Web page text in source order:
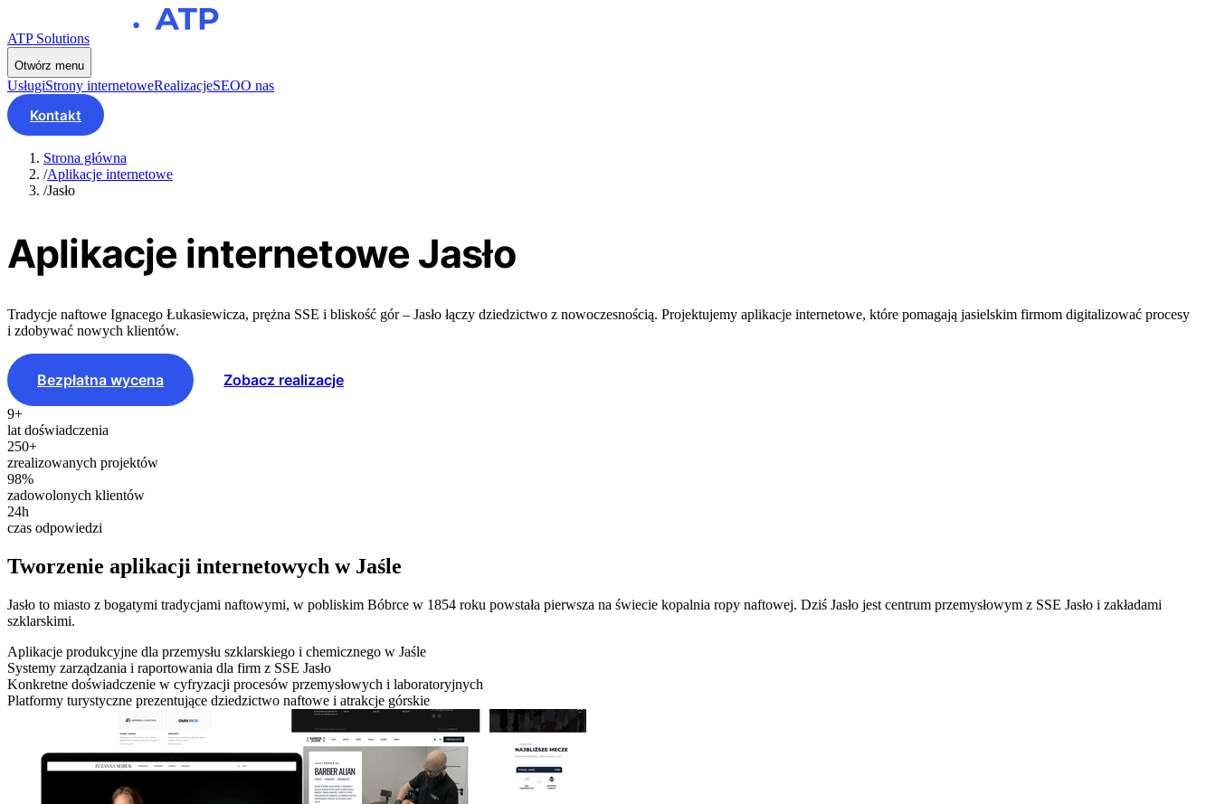
ATP Solutions
Otwórz menu
UsługiStrony internetoweRealizacjeSEOO nas
Kontakt
Strona główna
/Aplikacje internetowe
/Jasło
Aplikacje internetowe Jasło
Tradycje naftowe Ignacego Łukasiewicza, prężna SSE i bliskość gór – Jasło łączy dziedzictwo z nowoczesnością. Projektujemy aplikacje internetowe, które pomagają jasielskim firmom digitalizować procesy
i zdobywać nowych klientów.
Bezpłatna wycena Zobacz realizacje
9+
lat doświadczenia
250+
zrealizowanych projektów
98%
zadowolonych klientów
24h
czas odpowiedzi
Tworzenie aplikacji internetowych w Jaśle
Jasło to miasto z bogatymi tradycjami naftowymi, w pobliskim Bóbrce w 1854 roku powstała pierwsza na świecie kopalnia ropy naftowej. Dziś Jasło jest centrum przemysłowym z SSE Jasło i zakładami
szklarskimi.
Aplikacje produkcyjne dla przemysłu szklarskiego i chemicznego w Jaśle
Systemy zarządzania i raportowania dla firm z SSE Jasło
Konkretne doświadczenie w cyfryzacji procesów przemysłowych i laboratoryjnych
Platformy turystyczne prezentujące dziedzictwo naftowe i atrakcje górskie